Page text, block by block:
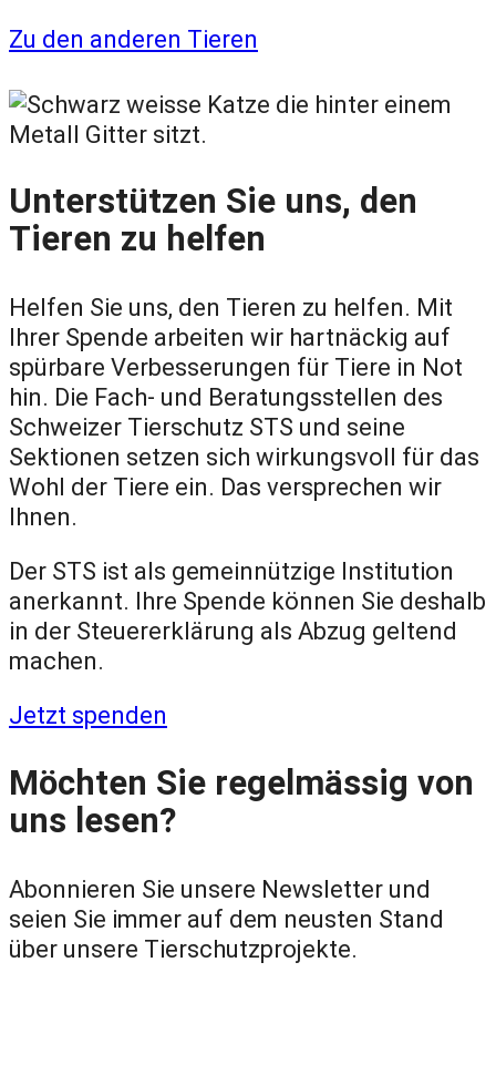
Zu den anderen Tieren
Unterstützen Sie uns, den
Tieren zu helfen
Helfen Sie uns, den Tieren zu helfen. Mit
Ihrer Spende arbeiten wir hartnäckig auf
spürbare Verbesserungen für Tiere in Not
hin. Die Fach- und Beratungsstellen des
Schweizer Tierschutz STS und seine
Sektionen setzen sich wirkungsvoll für das
Wohl der Tiere ein. Das versprechen wir
Ihnen.
Der STS ist als gemeinnützige Institution
anerkannt. Ihre Spende können Sie deshalb
in der Steuererklärung als Abzug geltend
machen.
Jetzt spenden
Möchten Sie regelmässig von
uns lesen?
Abonnieren Sie unsere Newsletter und
seien Sie immer auf dem neusten Stand
über unsere Tierschutzprojekte.